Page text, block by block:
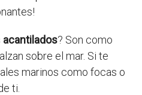
acantilados? Son como
sobre el mar. Si te
marinos como focas o
ti.